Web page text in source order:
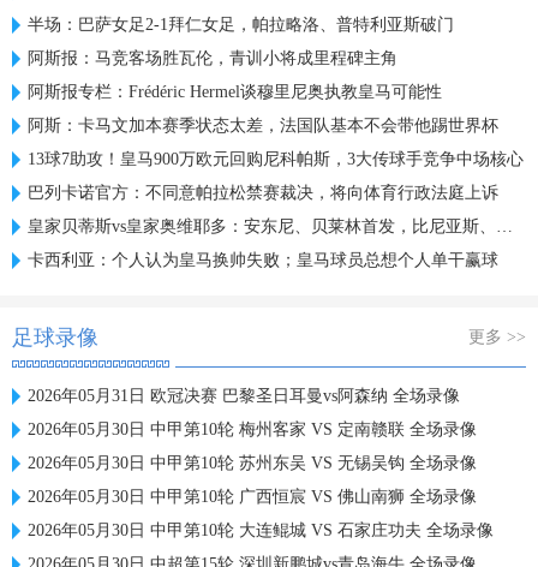
半场：巴萨女足2-1拜仁女足，帕拉略洛、普特利亚斯破门
阿斯报：马竞客场胜瓦伦，青训小将成里程碑主角
阿斯报专栏：Frédéric Hermel谈穆里尼奥执教皇马可能性
阿斯：卡马文加本赛季状态太差，法国队基本不会带他踢世界杯
13球7助攻！皇马900万欧元回购尼科帕斯，3大传球手竞争中场核心
巴列卡诺官方：不同意帕拉松禁赛裁决，将向体育行政法庭上诉
皇家贝蒂斯vs皇家奥维耶多：安东尼、贝莱林首发，比尼亚斯、哈维-洛佩斯出战
卡西利亚：个人认为皇马换帅失败；皇马球员总想个人单干赢球
足球录像 更多 >>
2026年05月31日 欧冠决赛 巴黎圣日耳曼vs阿森纳 全场录像
2026年05月30日 中甲第10轮 梅州客家 VS 定南赣联 全场录像
2026年05月30日 中甲第10轮 苏州东吴 VS 无锡吴钩 全场录像
2026年05月30日 中甲第10轮 广西恒宸 VS 佛山南狮 全场录像
2026年05月30日 中甲第10轮 大连鲲城 VS 石家庄功夫 全场录像